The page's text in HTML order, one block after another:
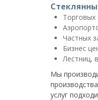
Торговых
Частных
Бизнес
Лестниц,
Мы
услуг